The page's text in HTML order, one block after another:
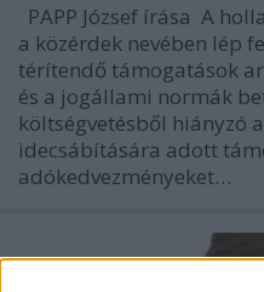
PAPP József írása A
a közérdek nevében lép
térítendő támogatások
és a jogállami normák
költségvetésből hiányzó
idecsábítására adott
adókedvezményeket…